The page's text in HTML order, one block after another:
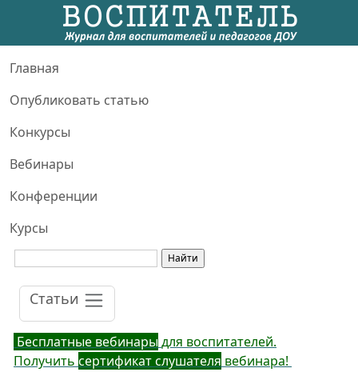
Главная
Опубликовать статью
Конкурсы
Вебинары
Конференции
Курсы
Статьи
Бесплатные вебинарыдля воспитателей.
Получить сертификат слушателя вебинара!